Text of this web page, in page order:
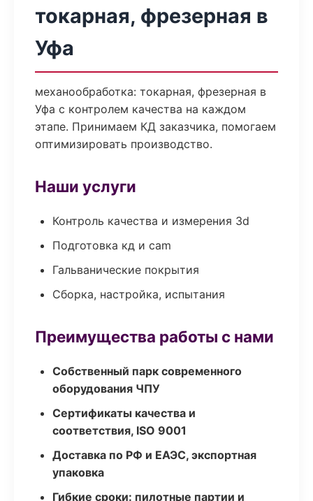
токарная, фрезерная в
Уфа
механообработка: токарная, фрезерная в
Уфа с контролем качества на каждом
этапе. Принимаем КД заказчика, помогаем
оптимизировать производство.
Наши услуги
Контроль качества и измерения 3d
Подготовка кд и cam
Гальванические покрытия
Сборка, настройка, испытания
Преимущества работы с нами
Собственный парк современного
оборудования ЧПУ
Сертификаты качества и
соответствия, ISO 9001
Доставка по РФ и ЕАЭС, экспортная
упаковка
Гибкие сроки: пилотные партии и